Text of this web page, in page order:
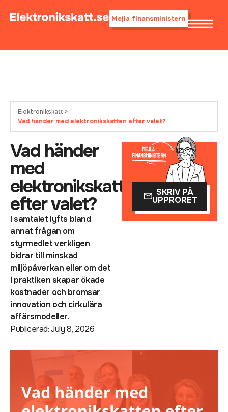
Mejla finansministern
Elektronikskatt >
Vad händer med elektronikskatten efter valet?
Vad händer
med
elektronikskatten
efter valet?
I samtalet lyfts bland
annat frågan om
styrmedlet verkligen
bidrar till minskad
miljöpåverkan eller om det
i praktiken skapar ökade
kostnader och bromsar
innovation och cirkulära
affärsmodeller.
Publicerad: July 8, 2026
SKRIV PÅ
UPPRORET